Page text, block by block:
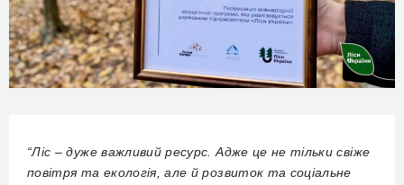
“Ліс – дуже важливий ресурс. Адже це не тільки свіже
повітря та екологія, але й розвиток та соціальне